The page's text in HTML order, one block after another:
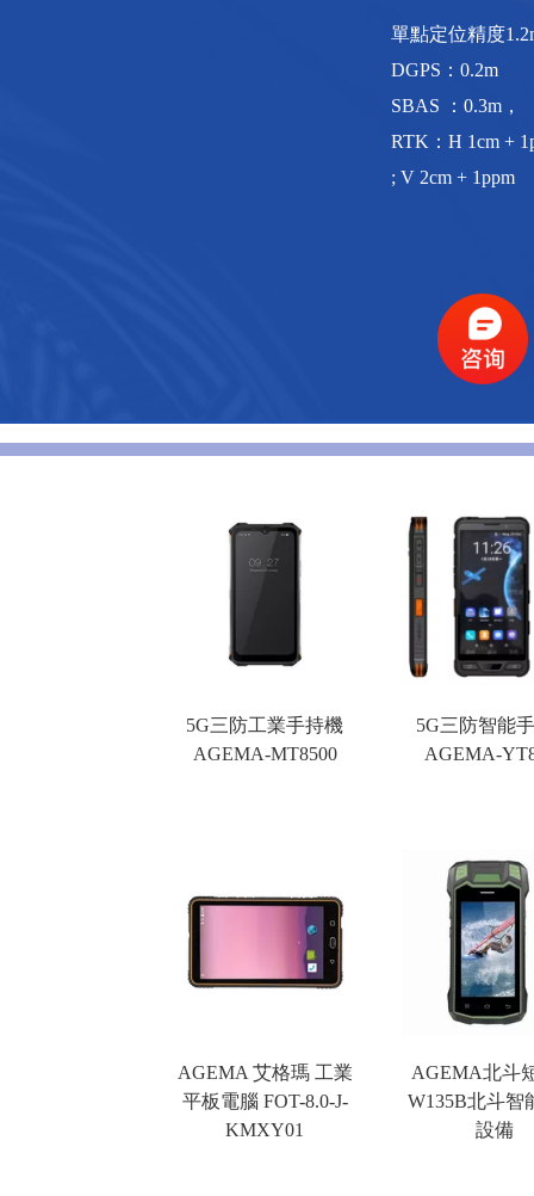
單點定位精度
DGPS：0.2m
SBAS ：0.3m，
RTK：H 1cm +
; V 2cm + 1ppm
5G三防工業手持機
AGEMA-MT8500
5G三防智能
AGEMA-
AGEMA 艾格瑪 工業
平板電腦 FOT-8.0-J-
KMXY01
AGEMA北斗
W135B北斗智
設備